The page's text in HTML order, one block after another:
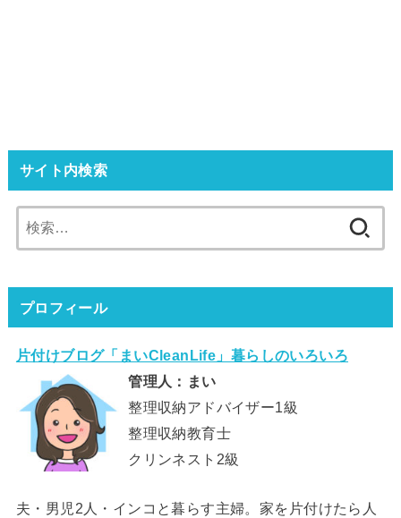
サイト内検索
索:
プロフィール
片付けブログ「まいCleanLife」暮らしのいろいろ
管理人：まい
整理収納アドバイザー1級
整理収納教育士
クリンネスト2級
夫・男児2人・インコと暮らす主婦。家を片付けたら人